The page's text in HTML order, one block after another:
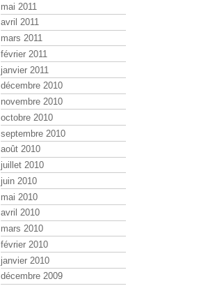
mai 2011
avril 2011
mars 2011
février 2011
janvier 2011
décembre 2010
novembre 2010
octobre 2010
septembre 2010
août 2010
juillet 2010
juin 2010
mai 2010
avril 2010
mars 2010
février 2010
janvier 2010
décembre 2009